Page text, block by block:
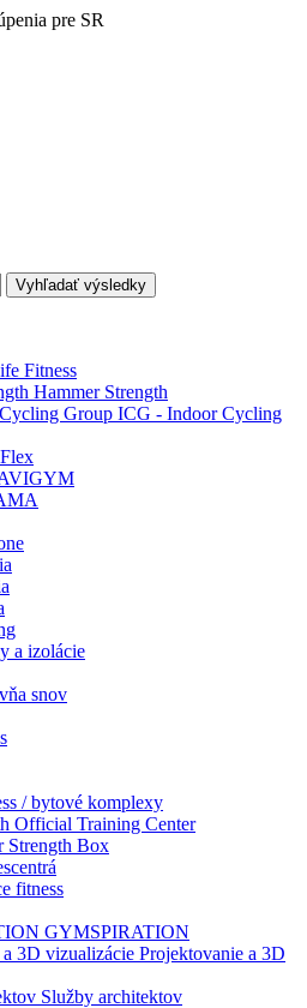
pre SR
Fitness
Hammer Strength
ICG - Indoor Cycling
a izolácie
snov
/ bytové komplexy
Official Training Center
Strength Box
fitness
GYMSPIRATION
Projektovanie a 3D
Služby architektov